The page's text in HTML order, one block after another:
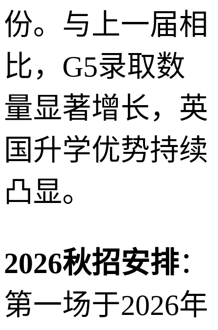
份。与上一届相
比，G5录取数
量显著增长，英
国升学优势持续
凸显。
2026秋招安排：
第一场于2026年